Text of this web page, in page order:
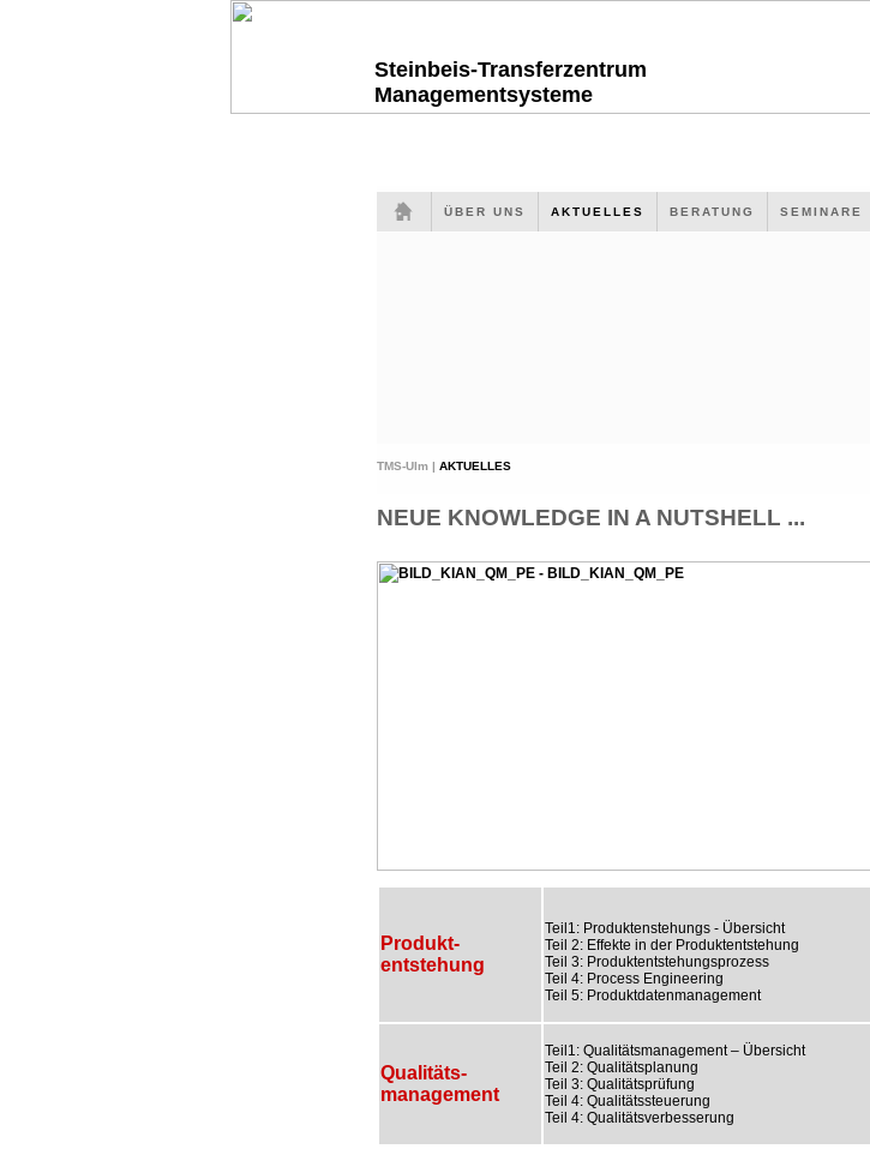
Steinbeis-Transferzentrum
Managementsysteme
ÜBER UNS AKTUELLES BERATUNG SEMINARE
TMS-Ulm | AKTUELLES
NEUE KNOWLEDGE IN A NUTSHELL ...
Produkt-
entstehung
Teil1: Produktenstehungs - Übersicht
Teil 2: Effekte in der Produktentstehung
Teil 3: Produktentstehungsprozess
Teil 4: Process Engineering
Teil 5: Produktdatenmanagement
Qualitäts-
management
Teil1: Qualitätsmanagement – Übersicht
Teil 2: Qualitätsplanung
Teil 3: Qualitätsprüfung
Teil 4: Qualitätssteuerung
Teil 4: Qualitätsverbesserung